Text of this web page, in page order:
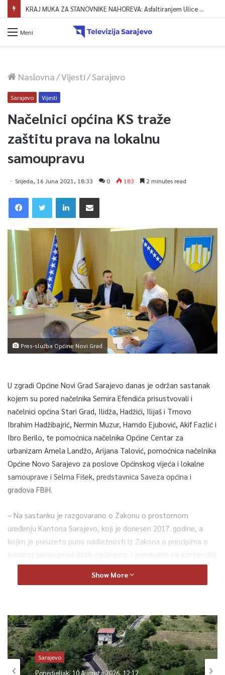
KRAJ MUKA ZA STANOVNIKE NAHOREVA: Asfaltiranjem Ulice Vranica brijeg spajaju se gornji i središnji dio naselja
Meni
Naslovna/Vijesti/Sarajevo
Sarajevo Vijesti
Načelnici općina KS traže
zaštitu prava na lokalnu
samoupravu
Srijeda, 16 Juna 2021, 18:33 0 183 2 minutes read
Pres-služba Općine Novi Grad
U zgradi Općine Novi Grad Sarajevo danas je održan sastanak
kojem su pored načelnika Semira Efendića prisustvovali i
načelnici općina Stari Grad, Ilidža, Hadžići, Ilijaš i Trnovo
Ibrahim Hadžibajrić, Nermin Muzur, Hamdo Ejubović, Akif Fazlić i
Ibro Berilo, te pomoćnica načelnika Općine Centar za
urbanizam Amela Landžo, Arijana Talović, pomoćnica načelnika
Općine Novo Sarajevo za poslove Općinskog vijeća i lokalne
samouprave i Selma Fišek, predstavnica Saveza općina i
gradova FBiH.
– Na sastanku je razgovarano o Zakonu o prostornom
uređenju Kantona Sarajevo, koji je donesen 2017. godine, a
kojim je preuzeto puno nadležnosti iz Zakona o principima o
lokalnoj samoupravi datih općinama, i preneseno na kantonalni
nivo koji je neefikasan. Samim tim otežan je rad lokalnih
zajednica, a posebno je usložnjena procedura izdavanja raznih
Kako se navodi, istaknuto je da smo među najsporijim
državama na svijetu, zbog zakona koji su neusaglašeni i
neprovodivi, a ne donose ih općine, nego kantoni i Federacija
BiH.
Show More
Sarajevo
Ponedjeljak, 10 Augusta 2026, 12:12